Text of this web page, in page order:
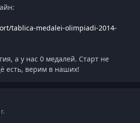
tablica-medalei-olimpiadi-2014-
а у нас 0 медалей. Старт не
есть, верим в наших!